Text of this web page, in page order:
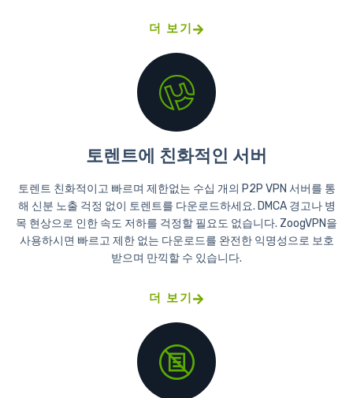
더 보기
토렌트에 친화적인 서버
토렌트 친화적이고 빠르며 제한없는 수십 개의 P2P VPN 서버를 통
해 신분 노출 걱정 없이 토렌트를 다운로드하세요. DMCA 경고나 병
목 현상으로 인한 속도 저하를 걱정할 필요도 없습니다. ZoogVPN을
사용하시면 빠르고 제한 없는 다운로드를 완전한 익명성으로 보호
받으며 만끽할 수 있습니다.
더 보기